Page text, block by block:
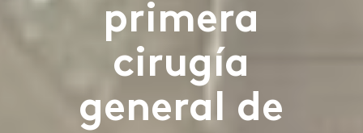
primera
cirugía
general de